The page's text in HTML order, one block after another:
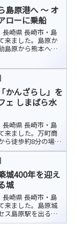
島原港へ ～ オ
ローに乗船
長崎県 長崎市・島
来ました。島原か
島原から熊本へ向
がかかります。今
ら海を渡るフェリ
熊本へ行くことに
...かんざらし」を
ェ しまばら水
長崎県 長崎市・島
来ました。万町商
ら徒歩約8分の場所
商店街」アーケー
の城下町として栄
ろず）あきない」
親しまれてきた歴
です。しまばら水
400年を迎え
城
長崎県 長崎市・島
来ました。島原城
ス島原駅を出る
島原城が見えます。